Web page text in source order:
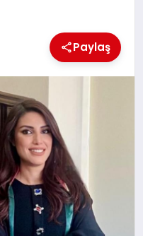
Paylaş